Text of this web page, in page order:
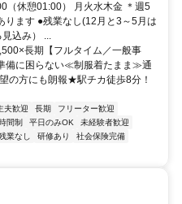
（休憩01:00） 月火水木金 ＊週5
ります ●残業なし(12月と3～5月は
込み） ...
長期【フルタイム／一般事
備に困らない≪制服着たまま≫通
の方にも朗報★駅チカ徒歩8分！
夫歓迎 長期
フリーター歓迎
間制 平日のみOK
未経験者歓迎
業なし 研修あり
社会保険完備